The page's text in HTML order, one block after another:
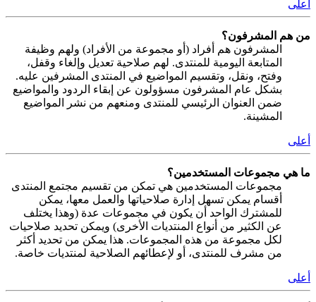
أعلى
من هم المشرفون؟
المشرفون هم أفراد (أو مجموعة من الأفراد) ولهم وظيفة
المتابعة اليومية للمنتدى. لهم صلاحية تعديل وإلغاء وقفل،
وفتح، ونقل، وتقسيم المواضيع في المنتدى المشرفين عليه.
بشكل عام المشرفون مسؤولون عن إبقاء الردود والمواضيع
ضمن العنوان الرئيسي للمنتدى ومنعهم من نشر المواضيع
المشينة.
أعلى
ما هي مجموعات المستخدمين؟
مجموعات المستخدمين هي تمكن من تقسيم مجتمع المنتدى
أقسام يمكن تسهل إدارة صلاحياتها والعمل معها، يمكن
للمشترك الواحد أن يكون في مجموعات عدة (وهذا يختلف
عن الكثير من أنواع المنتديات الأخرى) ويمكن تحديد صلاحيات
لكل مجموعة من هذه المجموعات. هذا يمكن من تحديد أكثر
من مشرف للمنتدى، أو لإعطائهم الصلاحية لمنتديات خاصة.
أعلى